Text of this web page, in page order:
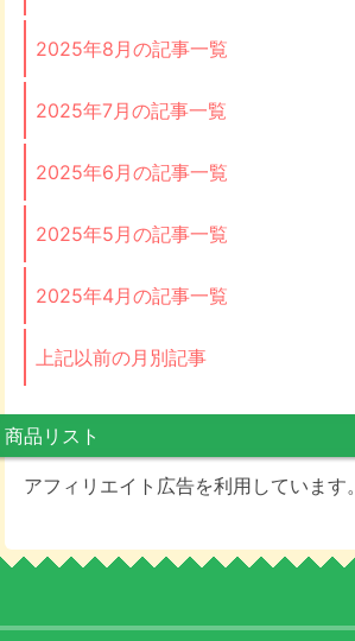
2025年8月の記事一覧
2025年7月の記事一覧
2025年6月の記事一覧
2025年5月の記事一覧
2025年4月の記事一覧
上記以前の月別記事
商品リスト
アフィリエイト広告を利用しています。